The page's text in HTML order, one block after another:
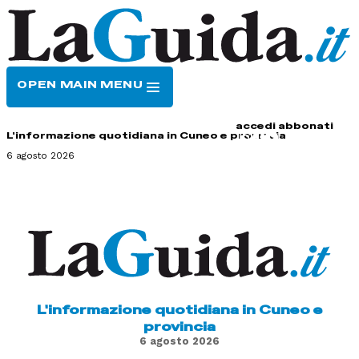
OPEN MAIN MENU
accedi abbonati
L'informazione quotidiana in Cuneo e provincia
6 agosto 2026
L'informazione quotidiana in Cuneo e
provincia
6 agosto 2026